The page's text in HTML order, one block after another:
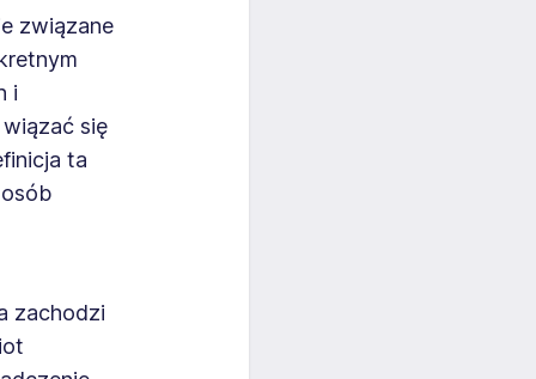
związane
i
się
ta
zachodzi